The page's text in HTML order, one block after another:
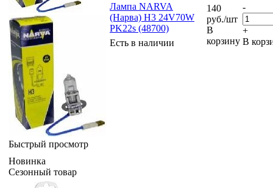
Быстрый просмотр
Лампа NARVA
(Нарва) H3 24V70W
PK22s (48700)
Есть в наличии
140
руб./шт
В
корзину
-
+
В
Новинка
Сезонный товар